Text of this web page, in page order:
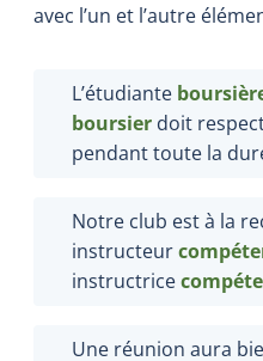
avec l’un et l’autre
L’étudiante
boursier doit
pendant toute la
Notre club est à la
instructeur
instructrice
Une réunion aura